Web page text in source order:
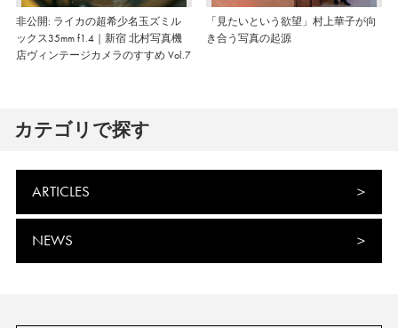
非公開: ライカの超希少名玉ズミル
ックス35mm f1.4｜新宿 北村写真機
店ヴィンテージカメラのすすめ Vol.7
「見たいという欲望」村上華子が向
き合う写真の起源
カテゴリで探す
ARTICLES
NEWS